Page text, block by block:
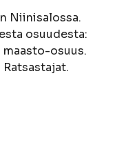
Niinisalossa.
osuudesta:
osuus.